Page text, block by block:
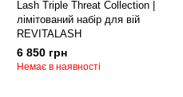
Lash Triple Threat Collection |
лімітований набір для вій
REVITALASH
6 850 грн
Немає в наявності